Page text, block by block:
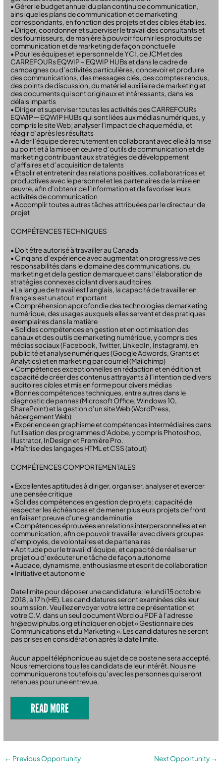
• Gérer le budget annuel du plan continu de communication,
ainsi que les plans de communication et de marketing
correspondants, en fonction des projets et des cibles établies.
• Diriger, coordonner et superviser le travail des consultants et
des fournisseurs, de manière à pouvoir fournir les produits de
communication et de marketing de façon ponctuelle
• Pour les équipes et le personnel de YCI, de JCM et des
CARREFOURs EQWIP – EQWIP HUBs et dans le cadre de
campagnes ou d’activités particulières, concevoir et produire
des communications, des messages clés, des comptes rendus,
des points de discussion, du matériel auxiliaire de marketing et
des documents qui sont originaux et intéressants, dans les
délais impartis
• Diriger et superviser toutes les activités des CARREFOURs
EQWIP ─ EQWIP HUBs qui sont liées aux médias numériques, y
compris le site Web; analyser l’impact de chaque média, et
réagir d’après les résultats
• Aider l’équipe de recrutement en collaborant avec elle à la mise
au point et à la mise en œuvre d’outils de communication et de
marketing contribuant aux stratégies de développement
d’affaires et d’acquisition de talents
• Établir et entretenir des relations positives, collaboratrices et
productives avec le personnel et les partenaires de la mise en
œuvre, afin d’obtenir de l’information et de favoriser leurs
activités de communication
• Accomplir toutes autres tâches attribuées par le directeur de
projet
COMPÉTENCES TECHNIQUES
• Doit être autorisé à travailler au Canada
• Cinq ans d’expérience avec augmentation progressive des
responsabilités dans le domaine des communications, du
marketing et de la gestion de marque et dans l’élaboration de
stratégies connexes ciblant divers auditoires
• La langue de travail est l'anglais, la capacité de travailler en
français est un atout important
• Compréhension approfondie des technologies de marketing
numérique, des usages auxquels elles servent et des pratiques
exemplaires dans la matière
• Solides compétences en gestion et en optimisation des
canaux et des outils de marketing numérique, y compris des
médias sociaux (Facebook, Twitter, LinkedIn, Instagram), en
publicité et analyse numériques (Google Adwords, Grants et
Analytics) et en marketing par courriel (Mailchimp)
• Compétences exceptionnelles en rédaction et en édition et
capacité de créer des contenus attrayants à l’intention de divers
auditoires cibles et mis en forme pour divers médias
• Bonnes compétences techniques, entre autres dans le
diagnostic de pannes (Microsoft Office, Windows 10,
SharePoint) et la gestion d’un site Web (WordPress,
hébergement Web)
• Expérience en graphisme et compétences intermédiaires dans
l’utilisation des programmes d’Adobe, y compris Photoshop,
Illustrator, InDesign et Première Pro.
• Maîtrise des langages HTML et CSS (atout)
COMPÉTENCES COMPORTEMENTALES
• Excellentes aptitudes à diriger, organiser, analyser et exercer
une pensée critique
• Solides compétences en gestion de projets; capacité de
respecter les échéances et de mener plusieurs projets de front
en faisant preuve d’une grande minutie
• Compétences éprouvées en relations interpersonnelles et en
communication, afin de pouvoir travailler avec divers groupes
d’employés, de volontaires et de partenaires
• Aptitude pour le travail d’équipe, et capacité de réaliser un
projet ou d’exécuter une tâche de façon autonome
• Audace, dynamisme, enthousiasme et esprit de collaboration
• Initiative et autonomie
Date limite pour déposer une candidature: le lundi 15 octobre
2018, à 17 h (HE). Les candidatures seront examinées dès leur
soumission. Veuillez envoyer votre lettre de présentation et
votre C.V. dans un seul document Word ou PDF à l’adresse
hr@eqwiphubs.org et indiquer en objet « Gestionnaire des
Communications et du Marketing ». Les candidatures ne seront
pas prises en considération après la date limite.
Aucun appel téléphonique au sujet de ce poste ne sera accepté.
Nous remercions tous les candidats de leur intérêt. Nous ne
communiquerons toutefois qu’avec les personnes qui seront
retenues pour une entrevue.
READ MORE
← Previous Opportunity Next Opportunity →